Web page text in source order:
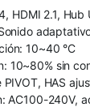
HDMI 2.1,
10~40 °C
10~80% sin
HAS
AC100-240V,